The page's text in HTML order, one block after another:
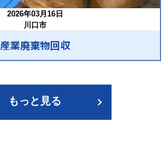
2026年03月16日
川口市
産業廃棄物回収
もっと見る